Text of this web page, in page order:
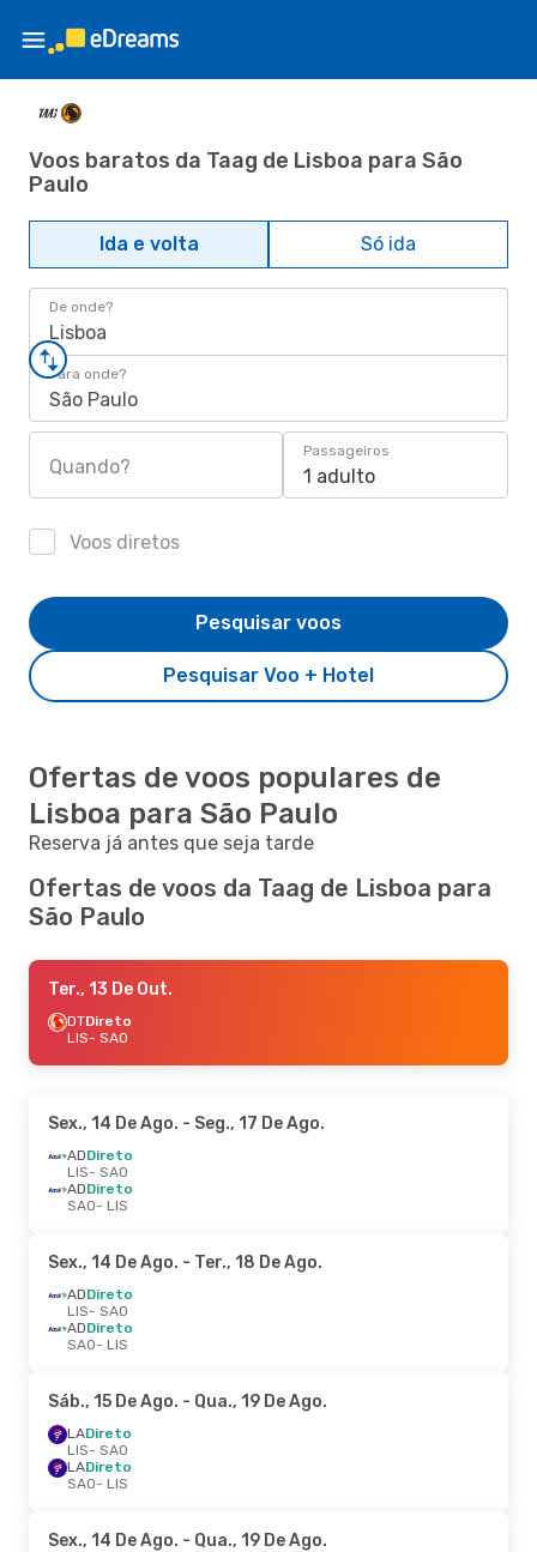
Voos baratos da Taag de Lisboa para São
Paulo
Ida e volta Só ida
De onde?
Lisboa
Para onde?
São Paulo
Quando?
Passageiros
1 adulto
Voos diretos
Pesquisar Voo + Hotel
Pesquisar voos
Ofertas de voos populares de
Lisboa para São Paulo
Reserva já antes que seja tarde
Ofertas de voos da Taag de Lisboa para
São Paulo
Ter., 13 De Out.
DTDireto
LIS- SAO
Sex., 14 De Ago. - Seg., 17 De Ago.
ADDireto
LIS- SAO
ADDireto
SAO- LIS
Sex., 14 De Ago. - Ter., 18 De Ago.
ADDireto
LIS- SAO
ADDireto
SAO- LIS
Sáb., 15 De Ago. - Qua., 19 De Ago.
LADireto
LIS- SAO
LADireto
SAO- LIS
Sex., 14 De Ago. - Qua., 19 De Ago.